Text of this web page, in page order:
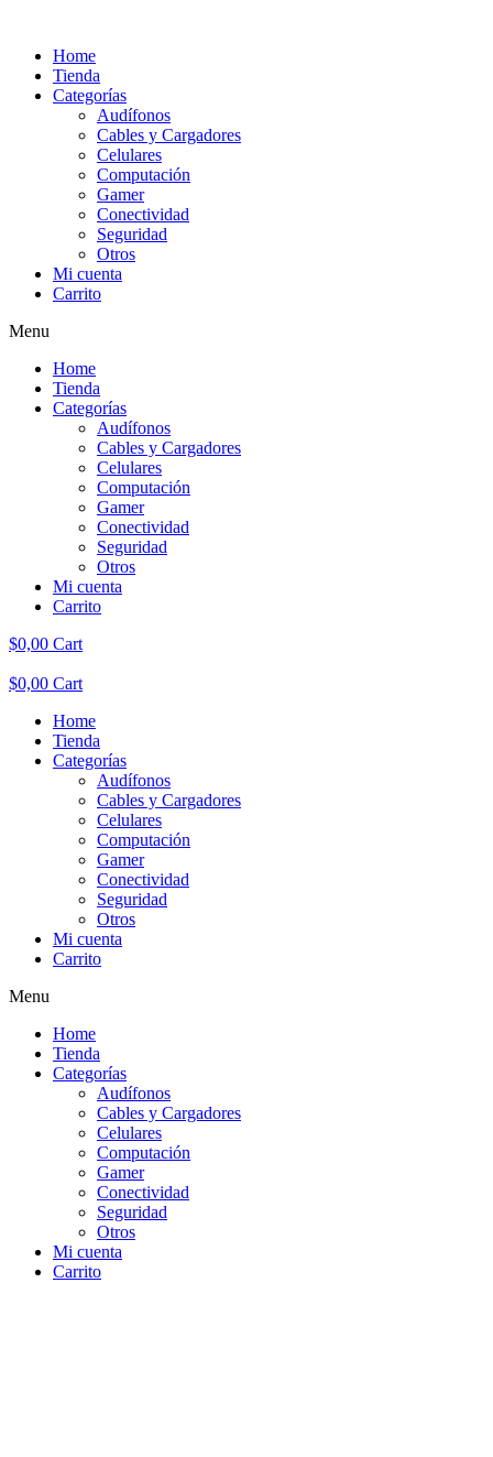
contenidoHome
Tienda
Categorías
Audífonos
Cables y Cargadores
Celulares
Computación
Gamer
Conectividad
Seguridad
Otros
Mi cuenta
Carrito
Menu
Home
Tienda
Categorías
Audífonos
Cables y Cargadores
Celulares
Computación
Gamer
Conectividad
Seguridad
Otros
Mi cuenta
Carrito
$0,00 Cart
$0,00 Cart
Home
Tienda
Categorías
Audífonos
Cables y Cargadores
Celulares
Computación
Gamer
Conectividad
Seguridad
Otros
Mi cuenta
Carrito
Menu
Home
Tienda
Categorías
Audífonos
Cables y Cargadores
Celulares
Computación
Gamer
Conectividad
Seguridad
Otros
Mi cuenta
Carrito